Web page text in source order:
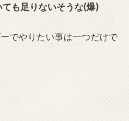
も足りないそうな(爆)
でやりたい事は一つだけで